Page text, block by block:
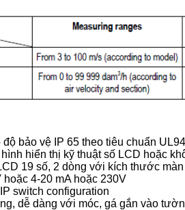
bảo vệ IP 65 theo tiêu chuẩn UL94
hiển thị kỹ thuật số LCD hoặc
19 số, 2 dòng với kích thước
hoặc 4-20 mA hoặc 230V
switch configuration
dễ dàng với móc, gá gắn vào